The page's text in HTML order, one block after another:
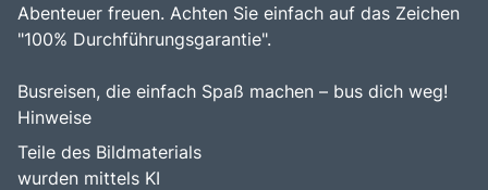
Abenteuer freuen. Achten Sie einfach auf das Zeichen
"100% Durchführungsgarantie".
Busreisen, die einfach Spaß machen – bus dich weg!
Hinweise
Teile des Bildmaterials
wurden mittels KI